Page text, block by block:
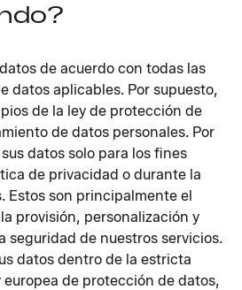
de acuerdo con todas las
datos aplicables. Por supuesto,
de la ley de protección de
de datos personales. Por
datos solo para los fines
de privacidad o durante la
Estos son principalmente el
provisión, personalización y
seguridad de nuestros servicios.
datos dentro de la estricta
de protección de datos,